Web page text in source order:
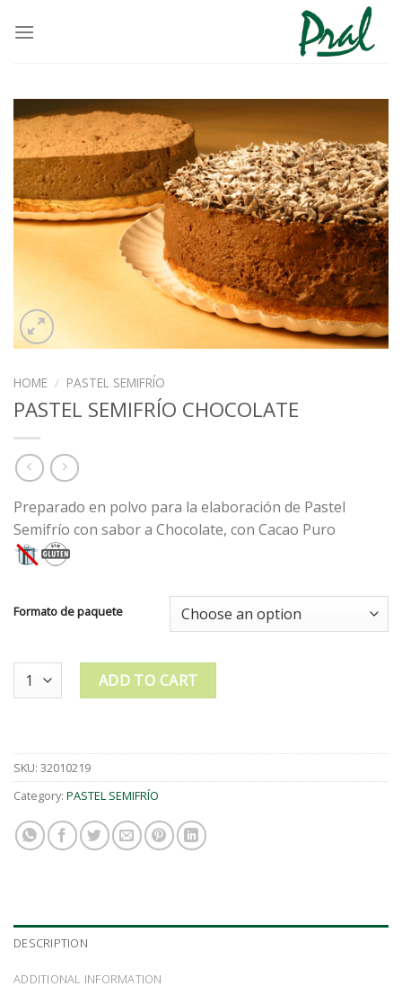
HOME / PASTEL SEMIFRÍO
PASTEL SEMIFRÍO CHOCOLATE
Preparado en polvo para la elaboración de Pastel
Semifrío con sabor a Chocolate, con Cacao Puro
Formato de paquete
Quantity ADD TO CART
SKU: 32010219
Category: PASTEL SEMIFRÍO
DESCRIPTION
ADDITIONAL INFORMATION